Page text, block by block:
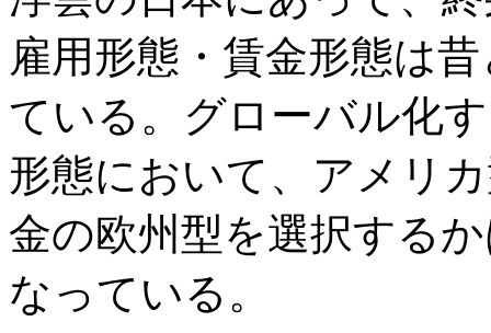
雇用形態・賃金形態は
ている。グローバル化
形態において、アメリ
金の欧州型を選択する
なっている。